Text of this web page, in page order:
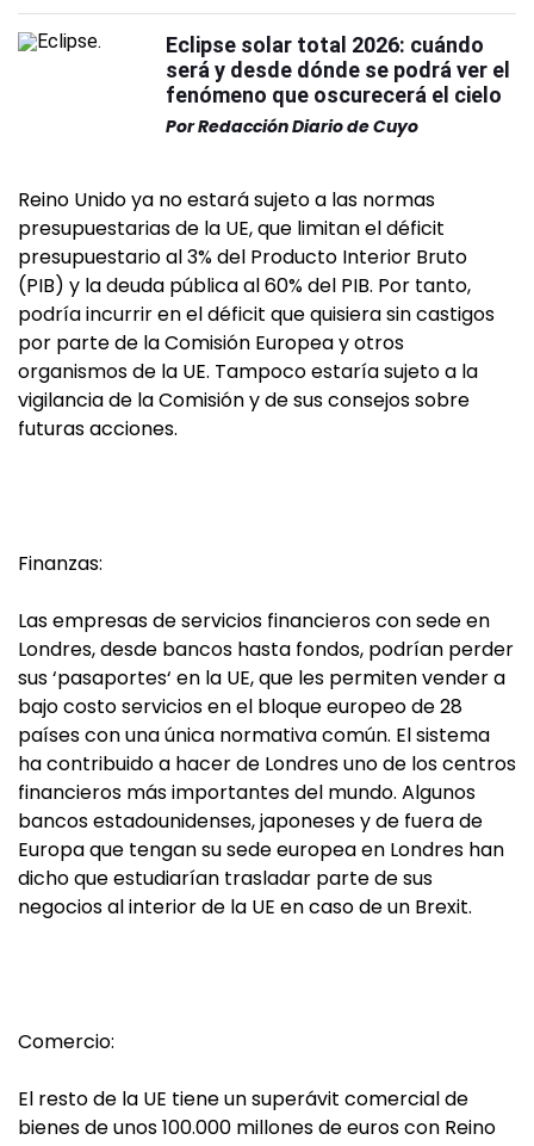
Eclipse solar total 2026: cuándo
será y desde dónde se podrá ver el
fenómeno que oscurecerá el cielo
PorRedacción Diario de Cuyo
Reino Unido ya no estará sujeto a las normas
presupuestarias de la UE, que limitan el déficit
presupuestario al 3% del Producto Interior Bruto
(PIB) y la deuda pública al 60% del PIB. Por tanto,
podría incurrir en el déficit que quisiera sin castigos
por parte de la Comisión Europea y otros
organismos de la UE. Tampoco estaría sujeto a la
vigilancia de la Comisión y de sus consejos sobre
futuras acciones.
Finanzas:
Las empresas de servicios financieros con sede en
Londres, desde bancos hasta fondos, podrían perder
sus ‘pasaportes‘ en la UE, que les permiten vender a
bajo costo servicios en el bloque europeo de 28
países con una única normativa común. El sistema
ha contribuido a hacer de Londres uno de los centros
financieros más importantes del mundo. Algunos
bancos estadounidenses, japoneses y de fuera de
Europa que tengan su sede europea en Londres han
dicho que estudiarían trasladar parte de sus
negocios al interior de la UE en caso de un Brexit.
Comercio:
El resto de la UE tiene un superávit comercial de
bienes de unos 100.000 millones de euros con Reino